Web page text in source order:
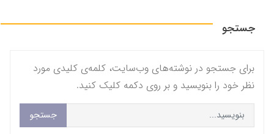
جستجو
برای جستجو در نوشته‌های وب‌سایت، کلمه‌ی کلیدی مورد
نظر خود را بنویسید و بر روی دکمه کلیک کنید.
جستجو